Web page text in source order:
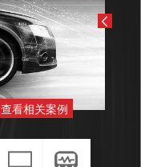
查看相关案例